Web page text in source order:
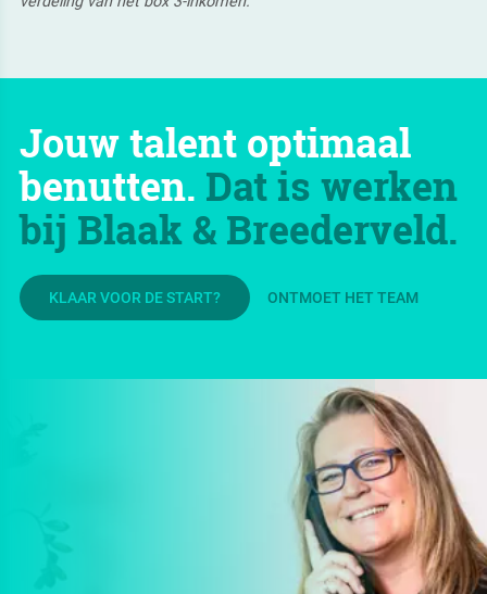
Jouw talent optimaal
benutten. Dat is werken
bij Blaak & Breederveld.
KLAAR VOOR DE START? ONTMOET HET TEAM